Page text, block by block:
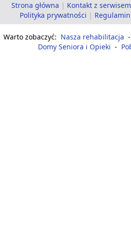
Strona główna | Kontakt z serwisem
Polityka prywatności |
Warto zobaczyć: Nasza rehabilitacja -
Domy Seniora i Opieki -